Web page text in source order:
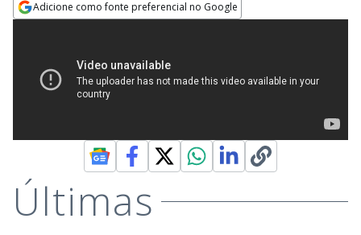
Adicione como fonte preferencial no Google
Últimas